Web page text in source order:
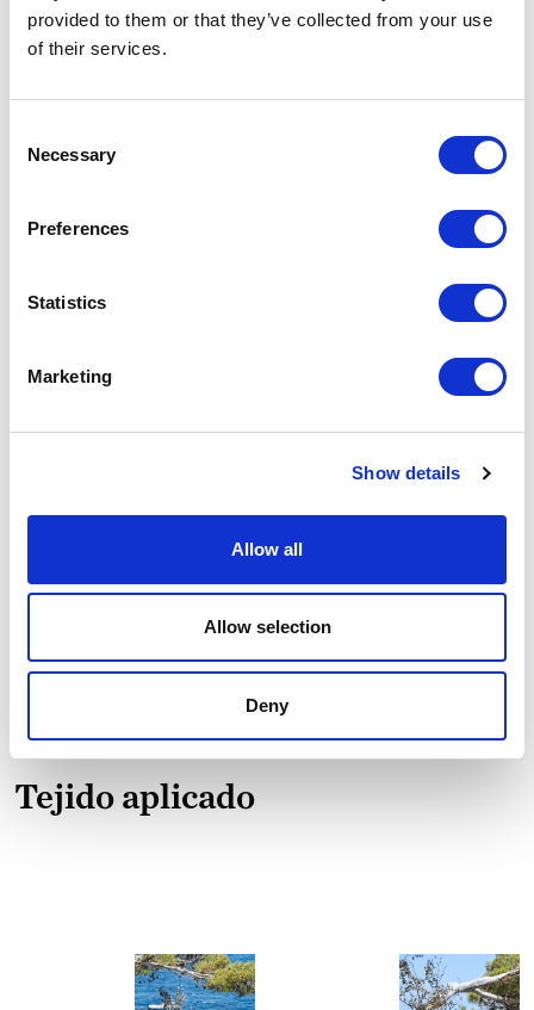
provided to them or that they’ve collected from your use
of their services.
Selection
Necessary
Preferences
Statistics
Marketing
Show details
Allow all
Allow selection
Deny
Cuidado y mantenimiento
Descargas
Comparador ACV ANÁLISIS ACV
eq/m
Tejido aplicado